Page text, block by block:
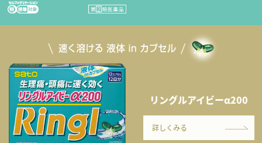
リングルアイビーα200
詳しくみる